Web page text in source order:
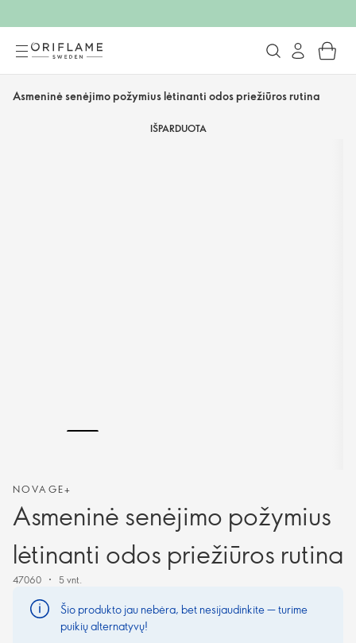
Asmeninė senėjimo požymius lėtinanti odos priežiūros rutina
IŠPARDUOTA
NOVAGE+
Asmeninė senėjimo požymius
lėtinanti odos priežiūros rutina
47060 5 vnt.
Šio produkto jau nebėra, bet nesijaudinkite — turime
puikių alternatyvų!